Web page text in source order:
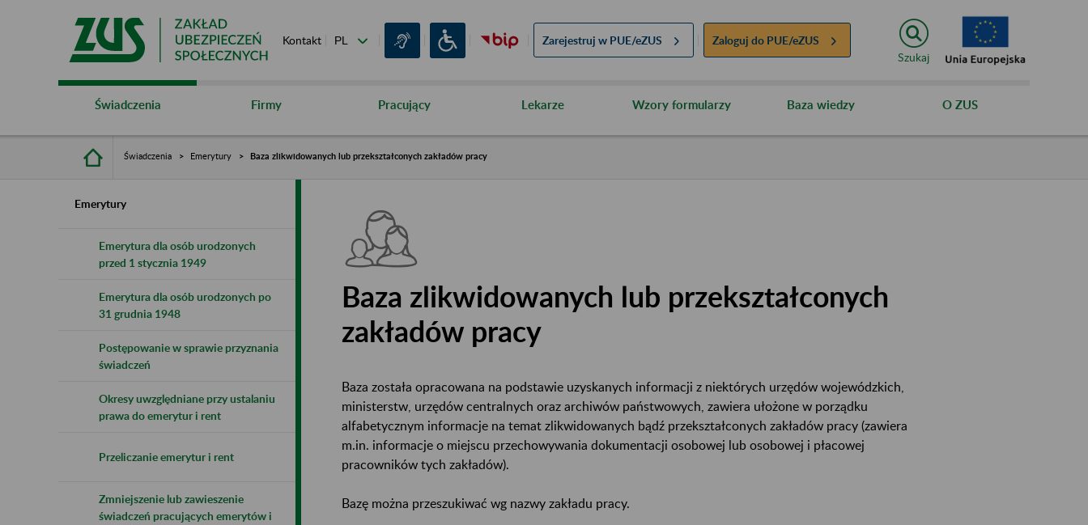
Kontakt Zarejestruj w PUE/eZUS Zaloguj do PUE/eZUS
Szukaj
Świadczenia Firmy Pracujący Lekarze Wzory formularzy Baza wiedzy O ZUS
Świadczenia Emerytury Baza zlikwidowanych lub przekształconych zakładów pracy
Emerytury
Emerytura dla osób urodzonych
przed 1 stycznia 1949
Emerytura dla osób urodzonych po
31 grudnia 1948
Postępowanie w sprawie przyznania
świadczeń
Okresy uwzględniane przy ustalaniu
prawa do emerytur i rent
Przeliczanie emerytur i rent
Zmniejszenie lub zawieszenie
świadczeń pracujących emerytów i
Baza zlikwidowanych lub przekształconych
zakładów pracy
Baza została opracowana na podstawie uzyskanych informacji z niektórych urzędów wojewódzkich,
ministerstw, urzędów centralnych oraz archiwów państwowych, zawiera ułożone w porządku
alfabetycznym informacje na temat zlikwidowanych bądź przekształconych zakładów pracy (zawiera
m.in. informacje o miejscu przechowywania dokumentacji osobowej lub osobowej i płacowej
pracowników tych zakładów).
Bazę można przeszukiwać wg nazwy zakładu pracy.